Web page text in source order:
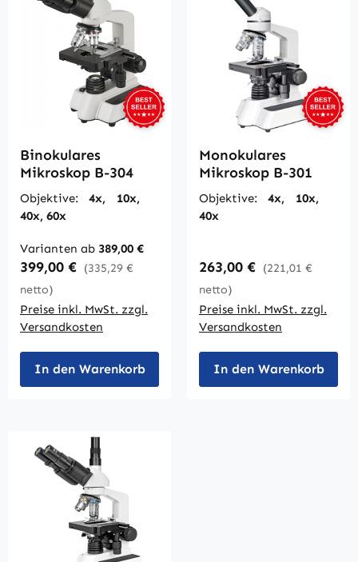
Binokulares
Mikroskop B-304
Objektive: 4x, 10x,
40x, 60x
Varianten ab 389,00 €
Regulärer Preis:
399,00 € (335,29 €
netto)
Preise inkl. MwSt. zzgl.
Versandkosten
In den Warenkorb
Monokulares
Mikroskop B-301
Objektive: 4x, 10x,
40x
Regulärer Preis:
263,00 € (221,01 €
netto)
Preise inkl. MwSt. zzgl.
Versandkosten
In den Warenkorb